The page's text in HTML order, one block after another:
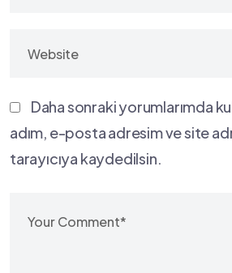
Daha sonraki yorumlarımda
adım, e-posta adresim ve site
tarayıcıya kaydedilsin.